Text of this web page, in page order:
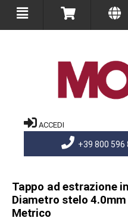
ACCEDI
+39 800 596
Tappo ad estrazione
Diametro stelo
Metrico